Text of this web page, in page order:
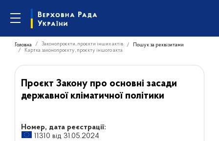
Головна Законопроєкти, проєкти інших актів
Пошук за реквізитами
Картка законопроєкту, проєкту іншого акта
Проєкт Закону про основні засади
державної кліматичної політики
Номер, дата реєстрації:
11310 від 31.05.2024